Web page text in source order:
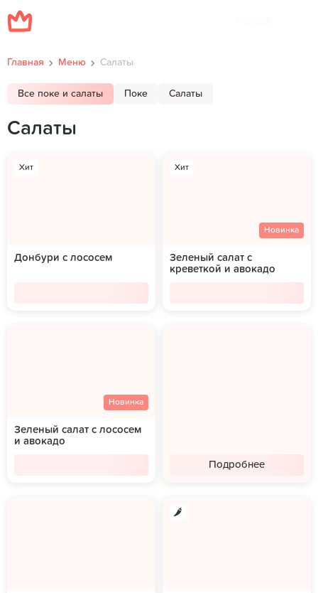
Главная Меню Салаты
Все поке и салаты Поке Салаты
Салаты
Хит
Донбури с лососем
Хит
Новинка
Зеленый салат с
креветкой и авокадо
Новинка
Зеленый салат с лососем
и авокадо
Подробнее